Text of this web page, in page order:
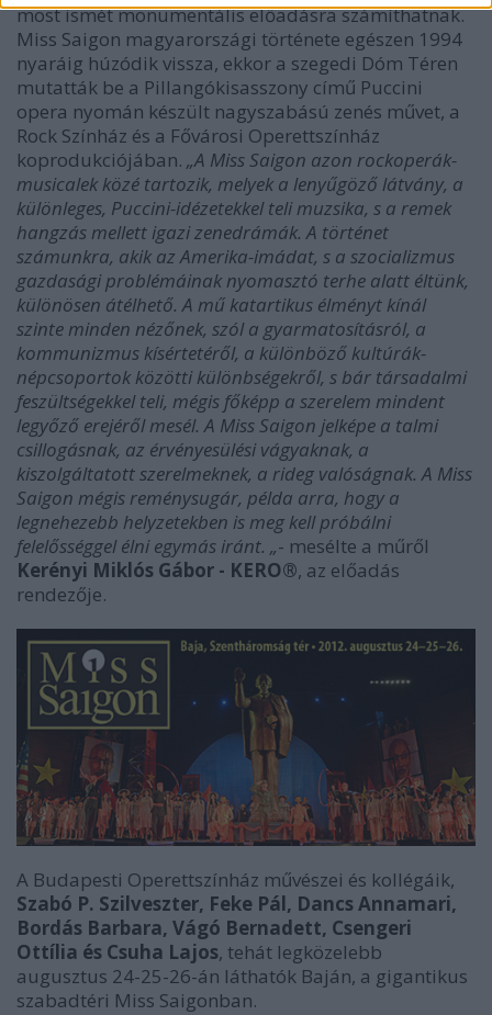
most ismét monumentális előadásra számíthatnak.
Miss Saigon magyarországi története egészen 1994
nyaráig húzódik vissza, ekkor a szegedi Dóm Téren
mutatták be a Pillangókisasszony című Puccini
opera nyomán készült nagyszabású zenés művet, a
Rock Színház és a Fővárosi Operettszínház
koprodukciójában. „A Miss Saigon azon rockoperák-
musicalek közé tartozik, melyek a lenyűgöző látvány, a
különleges, Puccini-idézetekkel teli muzsika, s a remek
hangzás mellett igazi zenedrámák. A történet
számunkra, akik az Amerika-imádat, s a szocializmus
gazdasági problémáinak nyomasztó terhe alatt éltünk,
különösen átélhető. A mű katartikus élményt kínál
szinte minden nézőnek, szól a gyarmatosításról, a
kommunizmus kísértetéről, a különböző kultúrák-
népcsoportok közötti különbségekről, s bár társadalmi
feszültségekkel teli, mégis főképp a szerelem mindent
legyőző erejéről mesél. A Miss Saigon jelképe a talmi
csillogásnak, az érvényesülési vágyaknak, a
kiszolgáltatott szerelmeknek, a rideg valóságnak. A Miss
Saigon mégis reménysugár, példa arra, hogy a
legnehezebb helyzetekben is meg kell próbálni
felelősséggel élni egymás iránt. „- mesélte a műről
Kerényi Miklós Gábor - KERO®, az előadás
rendezője.
A Budapesti Operettszínház művészei és kollégáik,
Szabó P. Szilveszter, Feke Pál, Dancs Annamari,
Bordás Barbara, Vágó Bernadett, Csengeri
Ottília és Csuha Lajos, tehát legközelebb
augusztus 24-25-26-án láthatók Baján, a gigantikus
szabadtéri Miss Saigonban.